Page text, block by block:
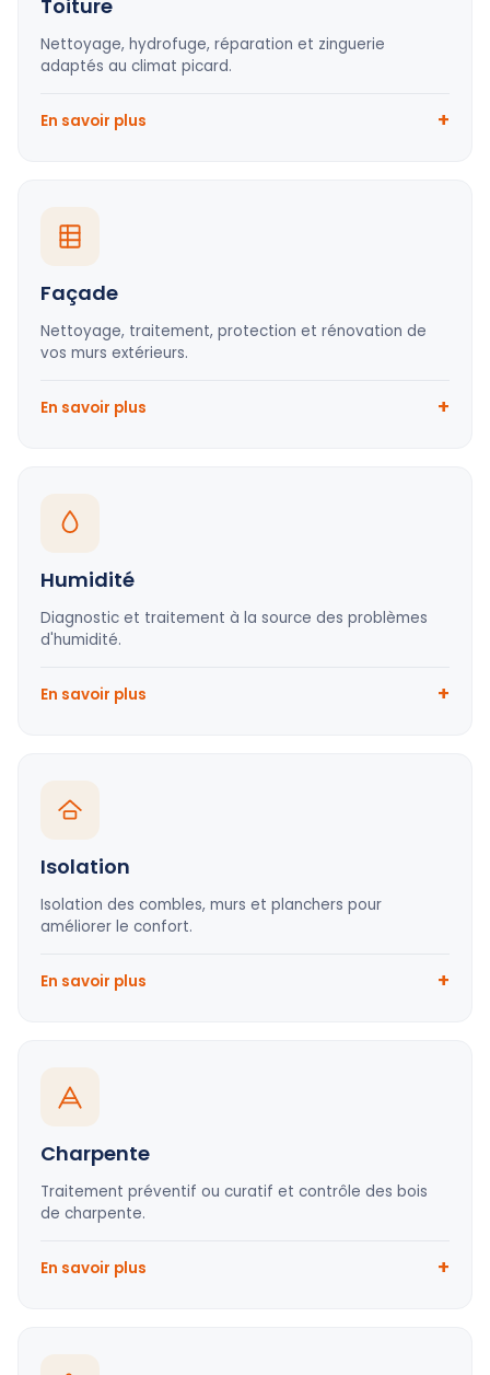
Toiture
Nettoyage, hydrofuge, réparation et zinguerie
adaptés au climat picard.
En savoir plus
Façade
Nettoyage, traitement, protection et rénovation de
vos murs extérieurs.
En savoir plus
Humidité
Diagnostic et traitement à la source des problèmes
d'humidité.
En savoir plus
Isolation
Isolation des combles, murs et planchers pour
améliorer le confort.
En savoir plus
Charpente
Traitement préventif ou curatif et contrôle des bois
de charpente.
En savoir plus